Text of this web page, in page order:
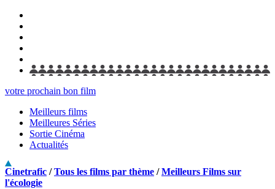
votre prochain bon film
Meilleurs films
Meilleures Séries
Sortie Cinéma
Actualités
Cinetrafic /Tous les films par thème /Meilleurs Films sur
l'écologie